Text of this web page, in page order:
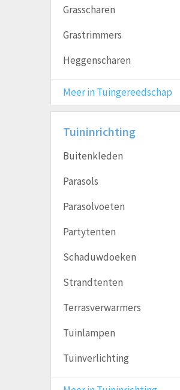
Grasscharen
Grastrimmers
Heggenscharen
Meer in Tuingereedschap
Tuininrichting
Buitenkleden
Parasols
Parasolvoeten
Partytenten
Schaduwdoeken
Strandtenten
Terrasverwarmers
Tuinlampen
Tuinverlichting